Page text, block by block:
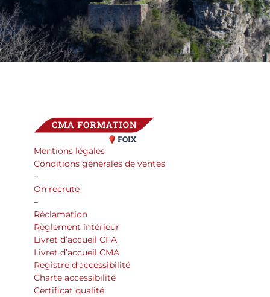
Mentions légales
Conditions générales de ventes
–
On recrute
–
Réclamation
Règlement intérieur
Livret d’accueil CFA
Livret d’accueil CMA
Registre d’accessibilité
Charte accessibilité
Certificat qualité